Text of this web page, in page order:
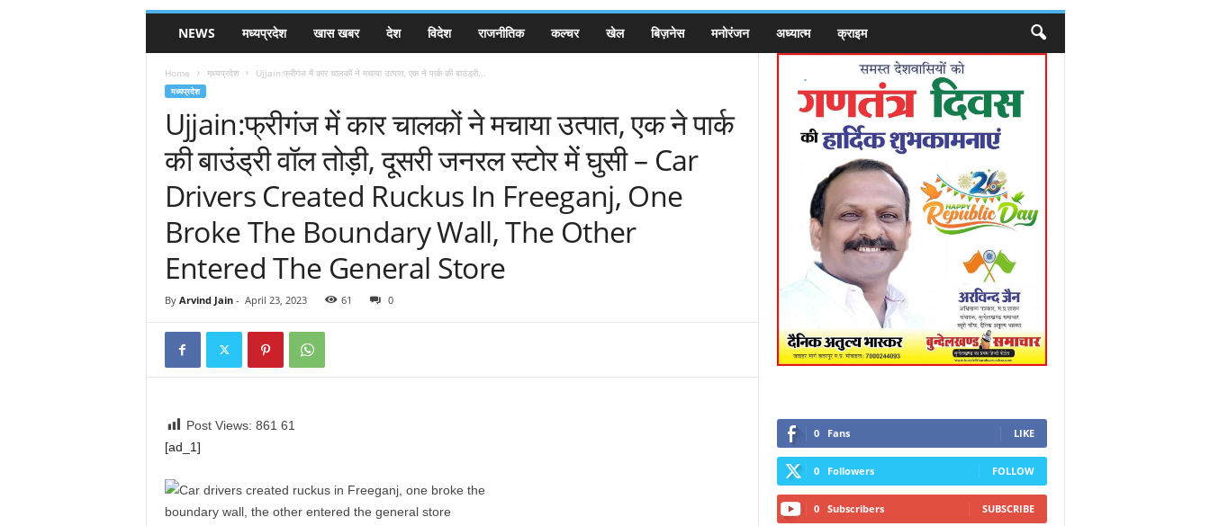
NEWS मध्यप्रदेश खास खबर देश विदेश राजनीतिक कल्चर खेल बिज़नेस मनोरंजन अध्यात्म क्राइम
Home मध्यप्रदेश Ujjain:फ्रीगंज में कार चालकों ने मचाया उत्पात, एक ने पार्क की बाउंड्री...
मध्यप्रदेश
Ujjain:फ्रीगंज में कार चालकों ने मचाया उत्पात, एक ने पार्क
की बाउंड्री वॉल तोड़ी, दूसरी जनरल स्टोर में घुसी – Car
Drivers Created Ruckus In Freeganj, One
Broke The Boundary Wall, The Other
Entered The General Store
By Arvind Jain- April 23, 2023 61 0
Post Views: 861 61
[ad_1]
0 Fans LIKE
0 Followers FOLLOW
0 Subscribers SUBSCRIBE